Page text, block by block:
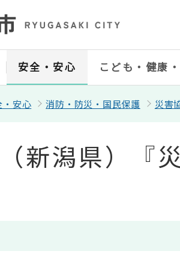
安全・安心 こども・健康
・安心 消防・防災・国民保護 災害
新潟県）『